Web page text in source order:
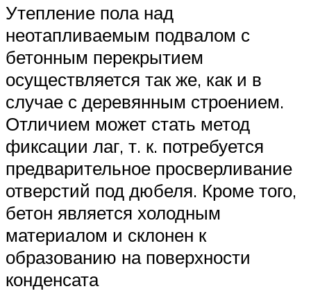
Утепление пола над
неотапливаемым подвалом с
бетонным перекрытием
осуществляется так же, как и в
случае с деревянным строением.
Отличием может стать метод
фиксации лаг, т. к. потребуется
предварительное просверливание
отверстий под дюбеля. Кроме того,
бетон является холодным
материалом и склонен к
образованию на поверхности
конденсата